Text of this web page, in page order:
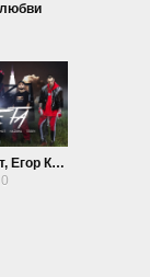
Тимати ft. Мот, Егор Крид, Скруджи, Наzима & Terry — Ракета
0